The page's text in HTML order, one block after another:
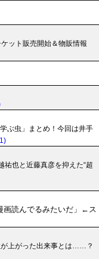
ット販売開始＆物販情報
ぶ虫」まとめ！今回は井手
也と近藤真彦を抑えた“超
画読んでるみたいだ」←ス
が上がった出来事とは……？